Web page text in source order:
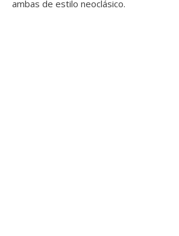
ambas de estilo neoclásico.